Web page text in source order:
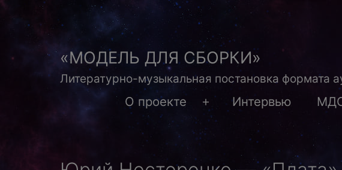
Перейти
содержимому«МОДЕЛЬ ДЛЯ СБОРКИ»
Литературно-музыкальная постановка формата
О проекте
Открыть
меню
Интервью